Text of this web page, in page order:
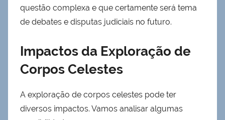
questão complexa e que certamente será tema
de debates e disputas judiciais no futuro.
Impactos da Exploração de
Corpos Celestes
A exploração de corpos celestes pode ter
diversos impactos. Vamos analisar algumas